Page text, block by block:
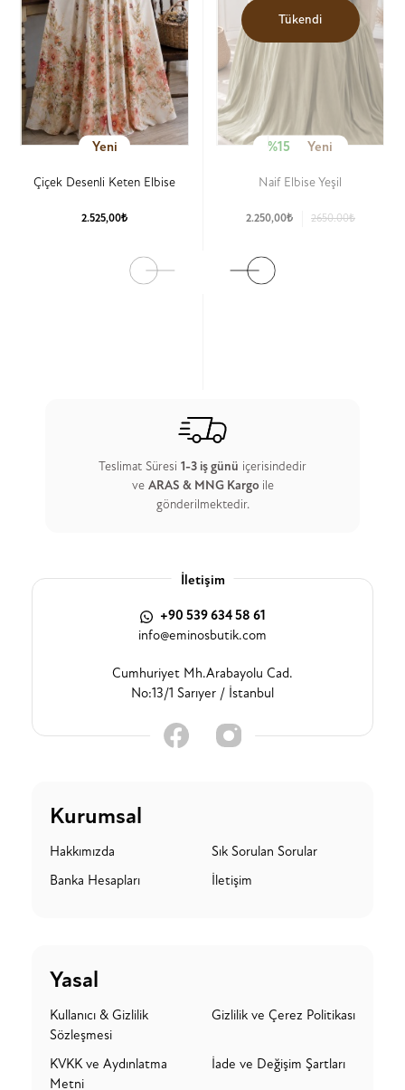
Yeni
Çiçek Desenli Keten Elbise
2.525,00₺
Tükendi
%15 Yeni
Naif Elbise Yeşil
2.250,00₺ 2650.00₺
Teslimat Süresi 1-3 iş günü içerisindedir
ve ARAS & MNG Kargo ile
gönderilmektedir.
İletişim
+90 539 634 58 61
info@eminosbutik.com
Cumhuriyet Mh.Arabayolu Cad.
No:13/1 Sarıyer / İstanbul
Kurumsal
Hakkımızda
Sık Sorulan Sorular
Banka Hesapları
İletişim
Yasal
Kullanıcı & Gizlilik
Sözleşmesi
Gizlilik ve Çerez Politikası
KVKK ve Aydınlatma
Metni
İade ve Değişim Şartları